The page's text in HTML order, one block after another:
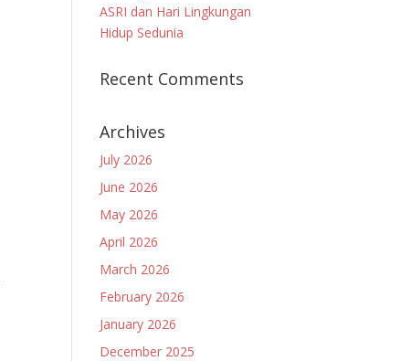
ASRI dan Hari Lingkungan
Hidup Sedunia
Recent Comments
Archives
July 2026
June 2026
May 2026
April 2026
March 2026
February 2026
January 2026
December 2025